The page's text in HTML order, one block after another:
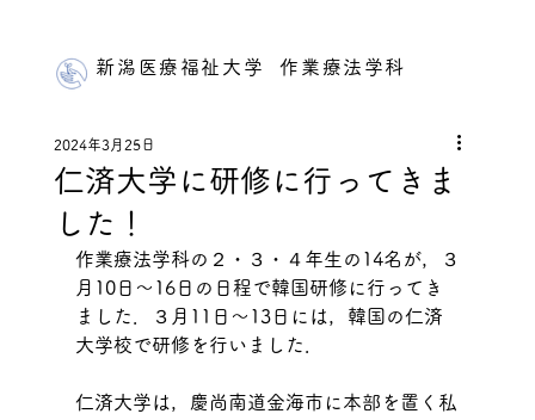
新潟医療福祉大学 作業療法学科
仁済大学に研修に行ってきま
した！
2024年3月25日
作業療法学科の２・３・４年生の14名が，３
月10日～16日の日程で韓国研修に行ってき
ました．３月11日〜13日には，韓国の仁済
大学校で研修を行いました．
仁済大学は，慶尚南道金海市に本部を置く私